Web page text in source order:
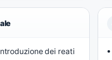
dei reati